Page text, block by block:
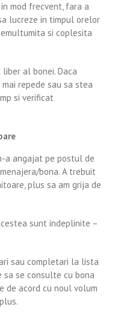
mod frecvent, fara a
lucreze in timpul orelor
si coplesita
al bonei. Daca
repede sau sa stea
si verificat
a angajat pe postul de
bona. A trebuit
plus sa am grija de
sunt indeplinite –
sau completari la lista
se consulte cu bona
de acord cu noul volum